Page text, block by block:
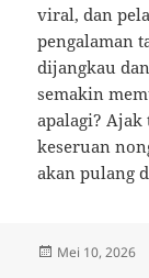
viral, dan
pengalaman
dijangkau
semakin
apalagi? Ajak
keseruan
akan pulang
Diposkan
Mei 10, 2026